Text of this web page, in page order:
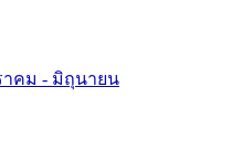
าคม - มิถุนายน